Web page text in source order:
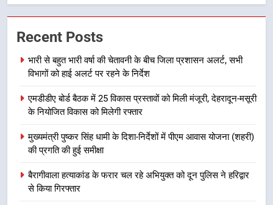
7
उत्तराखंड समाचार
महाराज की राजस्थान के मुख्यमंत्री से
शिष्टाचार भेंट पर्यटन और सांस्कृतिक
गतिविधियों के विस्तार पर हुई चर्चा
उत्तराखंड समाचार
भारी से बहुत भारी वर्षा की चेतावनी के बीच
Recent Posts
भारी से बहुत भारी वर्षा की चेतावनी के बीच जिला प्रशासन अलर्ट, सभी
विभागों को हाई अलर्ट पर रहने के निर्देश
एमडीडीए बोर्ड बैठक में 25 विकास प्रस्तावों को मिली मंजूरी, देहरादून-मसूरी
के नियोजित विकास को मिलेगी रफ्तार
मुख्यमंत्री पुष्कर सिंह धामी के दिशा-निर्देशों में पीएम आवास योजना (शहरी)
की प्रगति की हुई समीक्षा
बैरागीवाला हत्याकांड के फरार चल रहे अभियुक्त को दून पुलिस ने हरिद्वार
से किया गिरफ्तार